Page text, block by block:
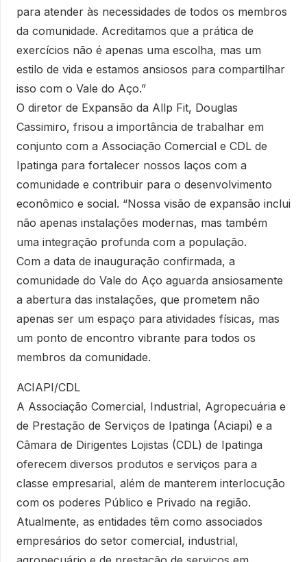
para atender às necessidades de todos os membros
da comunidade. Acreditamos que a prática de
exercícios não é apenas uma escolha, mas um
estilo de vida e estamos ansiosos para compartilhar
isso com o Vale do Aço.”
O diretor de Expansão da Allp Fit, Douglas
Cassimiro, frisou a importância de trabalhar em
conjunto com a Associação Comercial e CDL de
Ipatinga para fortalecer nossos laços com a
comunidade e contribuir para o desenvolvimento
econômico e social. “Nossa visão de expansão inclui
não apenas instalações modernas, mas também
uma integração profunda com a população.
Com a data de inauguração confirmada, a
comunidade do Vale do Aço aguarda ansiosamente
a abertura das instalações, que prometem não
apenas ser um espaço para atividades físicas, mas
um ponto de encontro vibrante para todos os
membros da comunidade.
ACIAPI/CDL
A Associação Comercial, Industrial, Agropecuária e
de Prestação de Serviços de Ipatinga (Aciapi) e a
Câmara de Dirigentes Lojistas (CDL) de Ipatinga
oferecem diversos produtos e serviços para a
classe empresarial, além de manterem interlocução
com os poderes Público e Privado na região.
Atualmente, as entidades têm como associados
empresários do setor comercial, industrial,